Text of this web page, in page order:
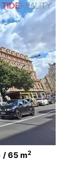
/ 65 m2